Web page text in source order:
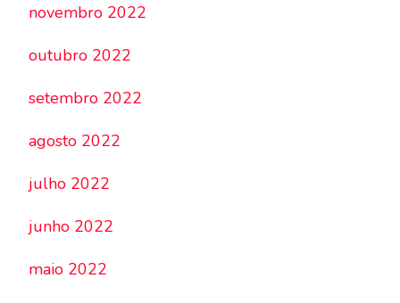
novembro 2022
outubro 2022
setembro 2022
agosto 2022
julho 2022
junho 2022
maio 2022